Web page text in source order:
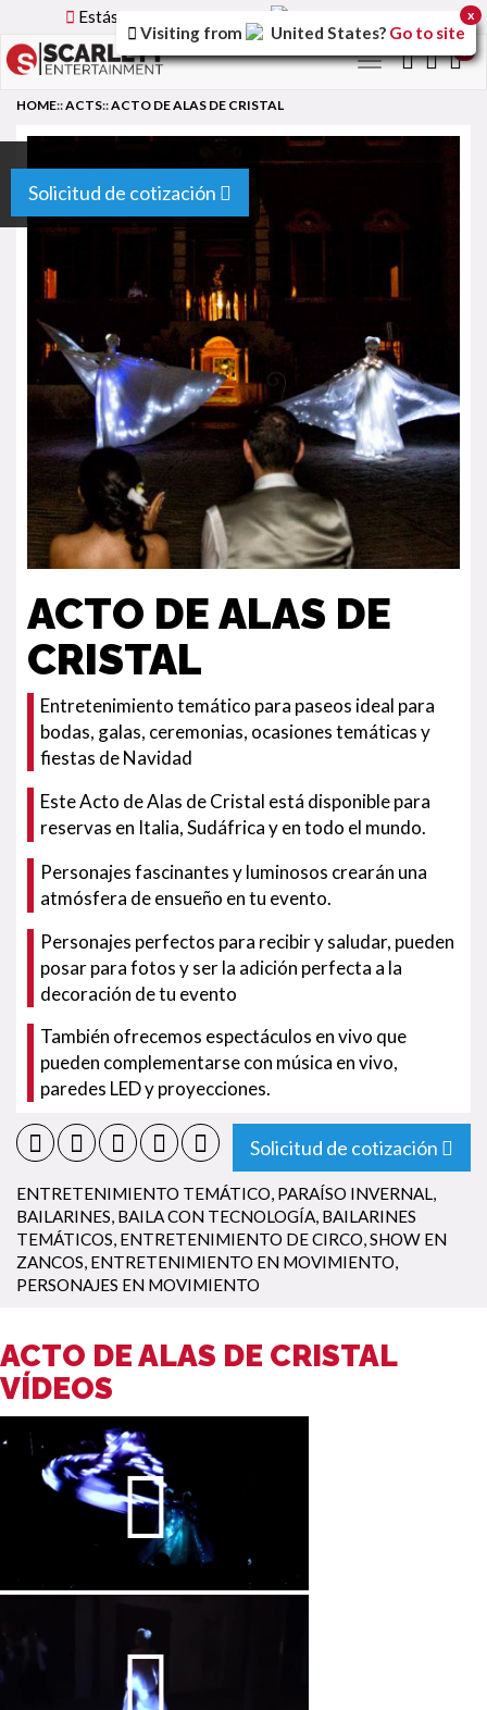
Estás utilizando la versión
Toggle
Solicitud de cotización
HOME::ACTS::ACTO DE ALAS DE CRISTAL
ACTO DE ALAS DE
CRISTAL
Entretenimiento temático para paseos ideal para
bodas, galas, ceremonias, ocasiones temáticas y
fiestas de Navidad
Este Acto de Alas de Cristal está disponible para
reservas en Italia, Sudáfrica y en todo el mundo.
Personajes fascinantes y luminosos crearán una
atmósfera de ensueño en tu evento.
Personajes perfectos para recibir y saludar, pueden
posar para fotos y ser la adición perfecta a la
decoración de tu evento
También ofrecemos espectáculos en vivo que
pueden complementarse con música en vivo,
paredes LED y proyecciones.
Solicitud de cotización
ENTRETENIMIENTO TEMÁTICO, PARAÍSO INVERNAL,
BAILARINES, BAILA CON TECNOLOGÍA, BAILARINES
TEMÁTICOS, ENTRETENIMIENTO DE CIRCO,SHOW EN
ZANCOS, ENTRETENIMIENTO EN MOVIMIENTO,
PERSONAJES EN MOVIMIENTO
ACTO DE ALAS DE CRISTAL
VÍDEOS
Visiting from United States? Go to site
x